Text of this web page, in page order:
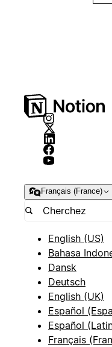
Français (France)
English (US)
Bahasa
Dansk
Deutsch
English (UK)
Español
Español
Français